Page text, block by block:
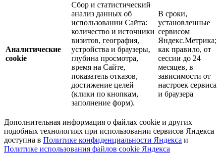
Аналитические
cookie
Сбор и статистический
анализ данных об
использовании Сайта:
количество и источники
визитов, география,
устройства и браузеры,
глубина просмотра,
время на Сайте,
показатель отказов,
достижение целей
(клики по кнопкам,
заполнение форм).
В сроки,
установленные
сервисом
Яндекс.Метрика;
как правило, от
сессии до 24
месяцев, в
зависимости от
настроек сервиса
и браузера
Дополнительная информация о файлах cookie и других
подобных технологиях при использовании сервисов Яндекса
доступна в Политике конфиденциальности Яндекса и
Политике использования файлов cookie Яндекса